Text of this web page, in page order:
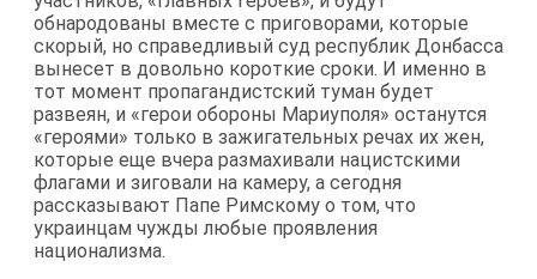
обнародованы вместе с приговорами, которые
скорый, но справедливый суд республик Донбасса
вынесет в довольно короткие сроки. И именно в
тот момент пропагандистский туман будет
развеян, и «герои обороны Мариуполя» останутся
«героями» только в зажигательных речах их жен,
которые еще вчера размахивали нацистскими
флагами и зиговали на камеру, а сегодня
рассказывают Папе Римскому о том, что
украинцам чужды любые проявления
национализма.